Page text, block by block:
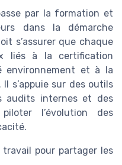
par la formation et
dans la démarche
s’assurer que chaque
liés à la certification
environnement et à la
s’appuie sur des outils
audits internes et des
l’évolution des
pour partager les